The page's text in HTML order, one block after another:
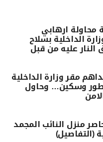
محاولة ارهابي
الداخلية بسلاح
عليه من قبل
مقر وزارة الداخلية
وسكين… وحاول
منزل النائب المجمد
(التفاصيل)